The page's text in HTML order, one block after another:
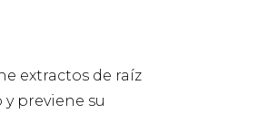
extractos de raíz
previene su